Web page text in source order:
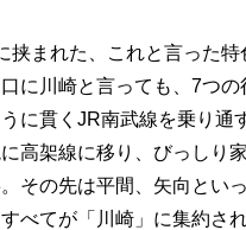
まれた、これと言った
に川崎と言っても、7つ
に貫くJR南武線を乗り通
高架線に移り、びっしり
その先は平間、矢向とい
べてが「川崎」に集約さ